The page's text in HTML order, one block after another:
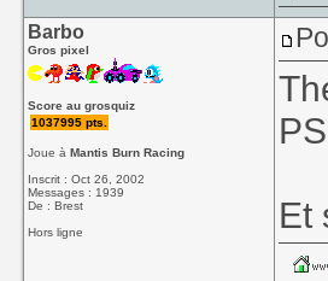
Barbo
Gros pixel
Score au grosquiz
1037995 pts.
Joue àMantis Burn Racing
Inscrit : Oct 26, 2002
Messages : 1939
De : Brest
Hors ligne
Et